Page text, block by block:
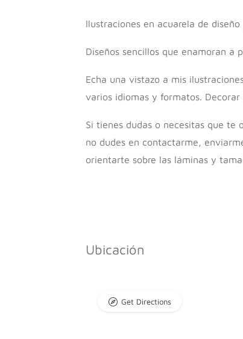
Ilustraciones en acuarela de
Diseños sencillos que enamoran a
Echa una vistazo a mis
varios idiomas y formatos.
Si tienes dudas o necesitas que
no dudes en contactarme,
orientarte sobre las láminas y
Ubicación
Get Directions